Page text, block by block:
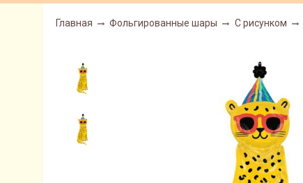
Главная Фольгированные шары С рисунком